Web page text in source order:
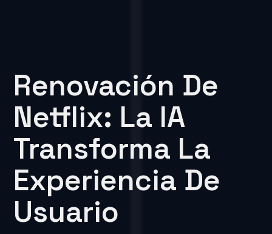
Renovación De
Netflix: La IA
Transforma La
Experiencia De
Usuario